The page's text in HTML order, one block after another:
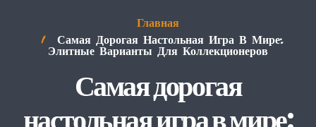
Самая дорогая
Главная
Самая Дорогая Настольная Игра В Мире:
Элитные Варианты Для Коллекционеров